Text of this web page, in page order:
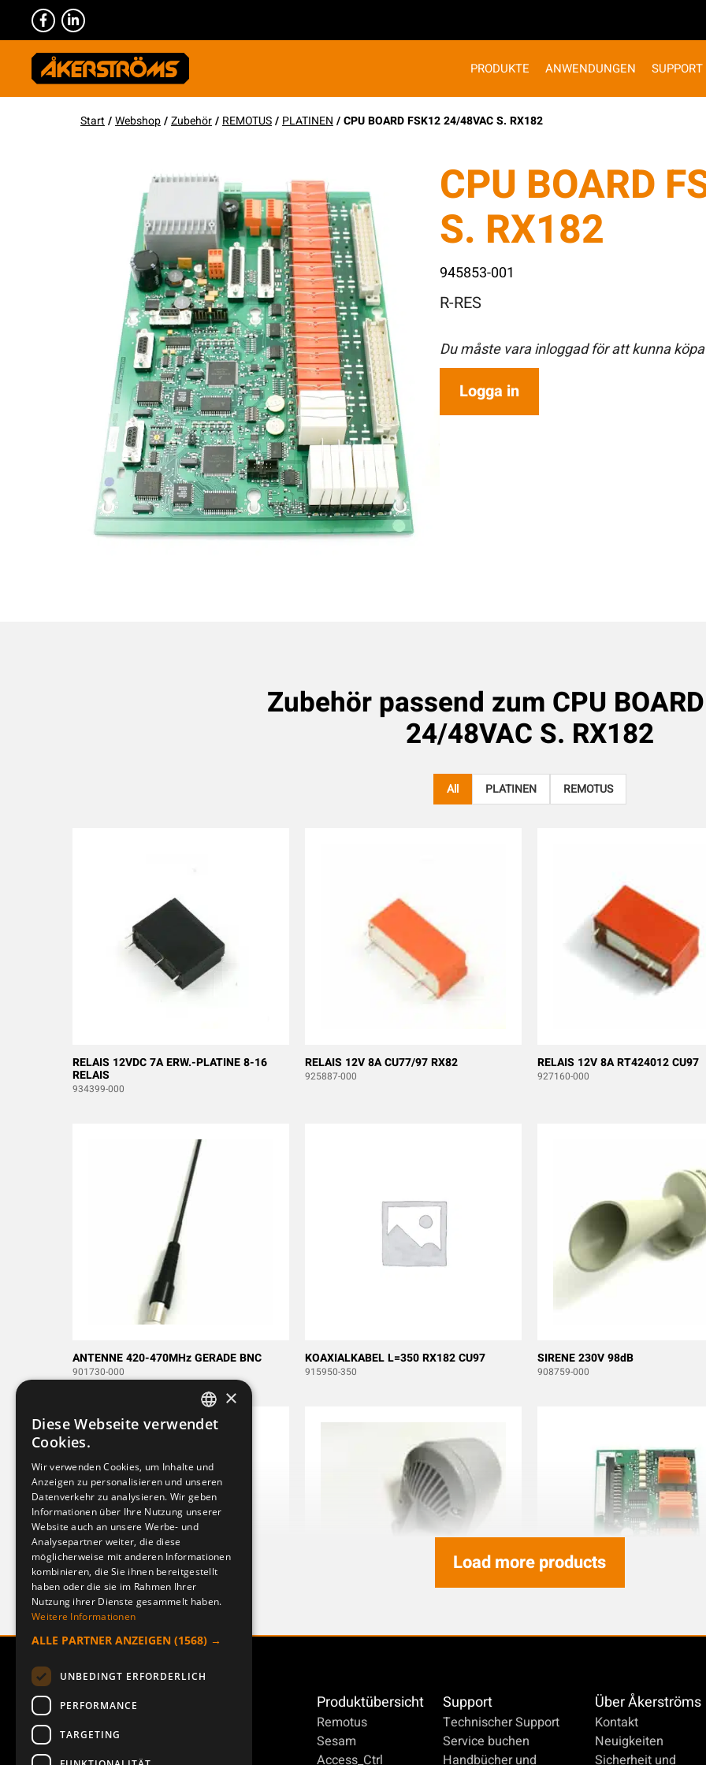
PRODUKTE ANWENDUNGEN SUPPORT
Start /Webshop/Zubehör/ REMOTUS/ PLATINEN / CPU BOARD FSK12 24/48VAC S. RX182
CPU BOARD
S. RX182
945853-001
R-RES
Du måste vara inloggad för att kunna
Logga in
Zubehör passend zum CPU
24/48VAC S. RX182
All PLATINEN REMOTUS
RELAIS 12VDC 7A ERW.-PLATINE 8-16
RELAIS
934399-000
RELAIS 12V 8A CU77/97 RX82
925887-000
RELAIS 12V 8A RT424012 CU97
927160-000
ANTENNE 420-470MHz GERADE BNC
901730-000
KOAXIALKABEL L=350 RX182 CU97
915950-350
SIRENE 230V 98dB
908759-000
SIRENE 108dB 230VAC SIRENE 48VAC 105-110dB ERW.-PLATINE Rx82/182 3
Load more products
Produktübersicht
Remotus
Sesam
Access_Ctrl
Support
Technischer Support
Service buchen
Handbücher und
Über Åkerströms
Kontakt
Neuigkeiten
Sicherheit und
SWEDISH
DEUTSCH
×
Diese Webseite verwendet
Cookies.
Wir verwenden Cookies, um Inhalte und
Anzeigen zu personalisieren und unseren
Datenverkehr zu analysieren. Wir geben
Informationen über Ihre Nutzung unserer
Website auch an unsere Werbe- und
Analysepartner weiter, die diese
möglicherweise mit anderen Informationen
kombinieren, die Sie ihnen bereitgestellt
haben oder die sie im Rahmen Ihrer
Nutzung ihrer Dienste gesammelt haben.
Weitere Informationen
ALLE PARTNER ANZEIGEN (1568) →
UNBEDINGT ERFORDERLICH
PERFORMANCE
TARGETING